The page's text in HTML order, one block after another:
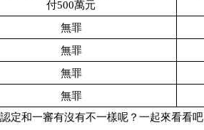
付500萬元
無罪
無罪
無罪
無罪
定和一審有沒有不一樣呢？一起來看看吧